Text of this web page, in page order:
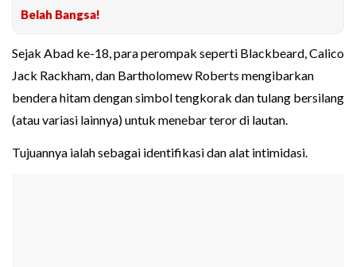
Belah Bangsa!
Sejak Abad ke-18, para perompak seperti Blackbeard, Calico
Jack Rackham, dan Bartholomew Roberts mengibarkan
bendera hitam dengan simbol tengkorak dan tulang bersilang
(atau variasi lainnya) untuk menebar teror di lautan.
Tujuannya ialah sebagai identifikasi dan alat intimidasi.